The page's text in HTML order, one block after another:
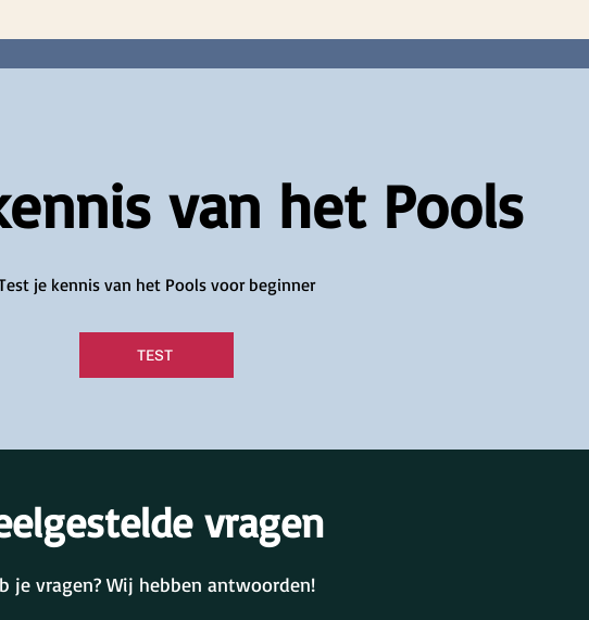
van het Pools
je kennis van het Pools voor beginner
TEST
vragen
je vragen? Wij hebben antwoorden!